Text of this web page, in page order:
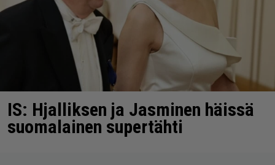
IS: Hjalliksen ja Jasminen häissä
suomalainen supertähti